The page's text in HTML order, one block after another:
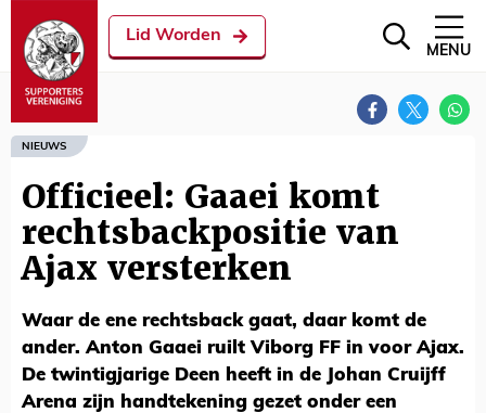
Lid Worden
MENU
NIEUWS
Officieel: Gaaei komt
rechtsbackpositie van
Ajax versterken
Waar de ene rechtsback gaat, daar komt de
ander. Anton Gaaei ruilt Viborg FF in voor Ajax.
De twintigjarige Deen heeft in de Johan Cruijff
Arena zijn handtekening gezet onder een